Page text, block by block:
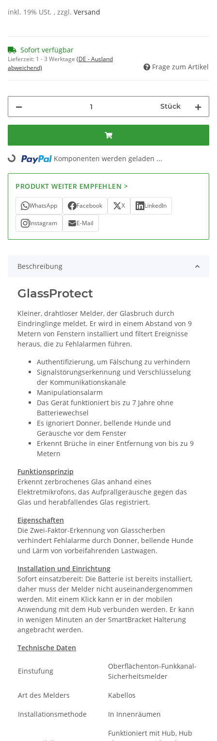
inkl. 19% USt. , zzgl. Versand
Sofort verfügbar
Lieferzeit: 1 - 3 Werktage (DE - Ausland
abweichend)
Frage zum Artikel
Stück
Loading... Komponenten werden geladen ...
PRODUKT WEITER EMPFEHLEN >
WhatsApp Facebook X LinkedIn
Instagram E-Mail
Beschreibung
GlassProtect
Kleiner, drahtloser Melder, der Glasbruch durch
Eindringlinge meldet. Er wird in einem Abstand von 9
Metern von Fenstern installiert und filtert Ereignisse
heraus, die zu Fehlalarmen führen.
Authentifizierung, um Fälschung zu verhindern
Signalstörungserkennung und Verschlüsselung
der Kommunikationskanäle
Manipulationsalarm
Das Gerät funktioniert bis zu 7 Jahre ohne
Batteriewechsel
Es ignoriert Donner, bellende Hunde und
Geräusche vor dem Fenster
Erkennt Brüche in einer Entfernung von bis zu 9
Metern
Funktionsprinzip
Erkennt zerbrochenes Glas anhand eines
Elektretmikrofons, das Aufprallgeräusche gegen das
Glas und herabfallendes Glas registriert.
Eigenschaften
Die Zwei-Faktor-Erkennung von Glasscherben
verhindert Fehlalarme durch Donner, bellende Hunde
und Lärm von vorbeifahrenden Lastwagen.
Installation und Einrichtung
Sofort einsatzbereit: Die Batterie ist bereits installiert,
daher muss der Melder nicht auseinandergenommen
werden. Mit einem Klick kann er in der mobilen
Anwendung mit dem Hub verbunden werden. Er kann
in wenigen Minuten an der SmartBracket Halterung
angebracht werden.
Technische Daten
Einstufung
Oberflächenton-Funkkanal-
Sicherheitsmelder
Art des Melders Kabellos
Installationsmethode In Innenräumen
Funktioniert mit Hub, Hub